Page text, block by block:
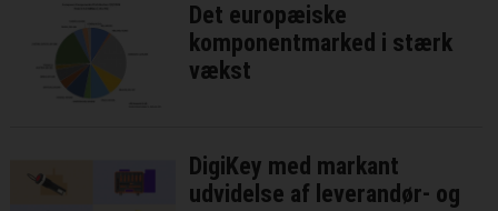
Det europæiske
komponentmarked i stærk
vækst
DigiKey med markant
udvidelse af leverandør- og